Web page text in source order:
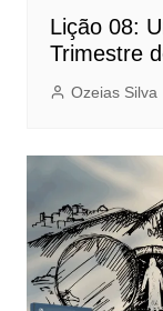
Lição 08:
Trimestre
Ozeias Silva